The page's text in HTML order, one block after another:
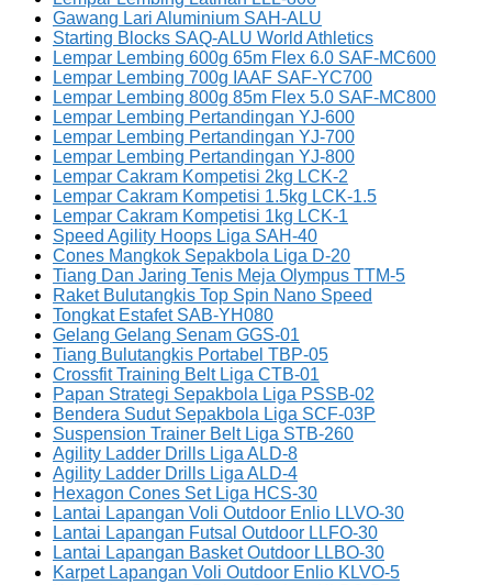
Gawang Lari Aluminium SAH-ALU
Starting Blocks SAQ-ALU World Athletics
Lempar Lembing 600g 65m Flex 6.0 SAF-MC600
Lempar Lembing 700g IAAF SAF-YC700
Lempar Lembing 800g 85m Flex 5.0 SAF-MC800
Lempar Lembing Pertandingan YJ-600
Lempar Lembing Pertandingan YJ-700
Lempar Lembing Pertandingan YJ-800
Lempar Cakram Kompetisi 2kg LCK-2
Lempar Cakram Kompetisi 1.5kg LCK-1.5
Lempar Cakram Kompetisi 1kg LCK-1
Speed Agility Hoops Liga SAH-40
Cones Mangkok Sepakbola Liga D-20
Tiang Dan Jaring Tenis Meja Olympus TTM-5
Raket Bulutangkis Top Spin Nano Speed
Tongkat Estafet SAB-YH080
Gelang Gelang Senam GGS-01
Tiang Bulutangkis Portabel TBP-05
Crossfit Training Belt Liga CTB-01
Papan Strategi Sepakbola Liga PSSB-02
Bendera Sudut Sepakbola Liga SCF-03P
Suspension Trainer Belt Liga STB-260
Agility Ladder Drills Liga ALD-8
Agility Ladder Drills Liga ALD-4
Hexagon Cones Set Liga HCS-30
Lantai Lapangan Voli Outdoor Enlio LLVO-30
Lantai Lapangan Futsal Outdoor LLFO-30
Lantai Lapangan Basket Outdoor LLBO-30
Karpet Lapangan Voli Outdoor Enlio KLVO-5